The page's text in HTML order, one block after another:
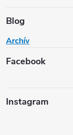
Blog
Archív
Facebook
Instagram